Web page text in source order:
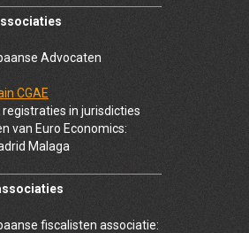
Advocaten
CGAE
registraties in jurisdicties
van Euro Economics:
Malaga
fiscalisten associatie: